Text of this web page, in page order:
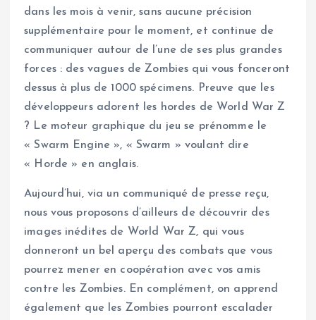
dans les mois à venir, sans aucune précision
supplémentaire pour le moment, et continue de
communiquer autour de l’une de ses plus grandes
forces : des vagues de Zombies qui vous fonceront
dessus à plus de 1000 spécimens. Preuve que les
développeurs adorent les hordes de World War Z
? Le moteur graphique du jeu se prénomme le
« Swarm Engine », « Swarm » voulant dire
« Horde » en anglais.
Aujourd’hui, via un communiqué de presse reçu,
nous vous proposons d’ailleurs de découvrir des
images inédites de World War Z, qui vous
donneront un bel aperçu des combats que vous
pourrez mener en coopération avec vos amis
contre les Zombies. En complément, on apprend
également que les Zombies pourront escalader